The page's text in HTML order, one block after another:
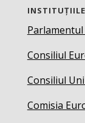
Consiliul
Consiliul
Comisia